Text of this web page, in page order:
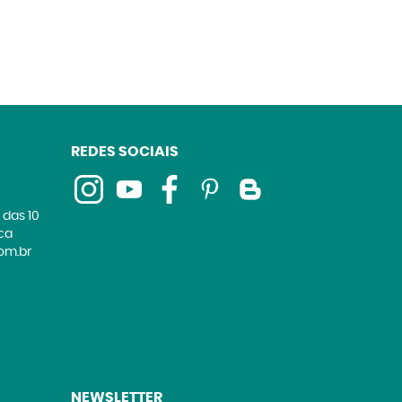
10
REDES SOCIAIS
NEWSLETTER